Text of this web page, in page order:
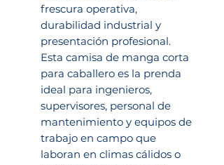
frescura operativa,
durabilidad industrial y
presentación profesional.
Esta camisa de manga corta
para caballero es la prenda
ideal para ingenieros,
supervisores, personal de
mantenimiento y equipos de
trabajo en campo que
laboran en climas cálidos o